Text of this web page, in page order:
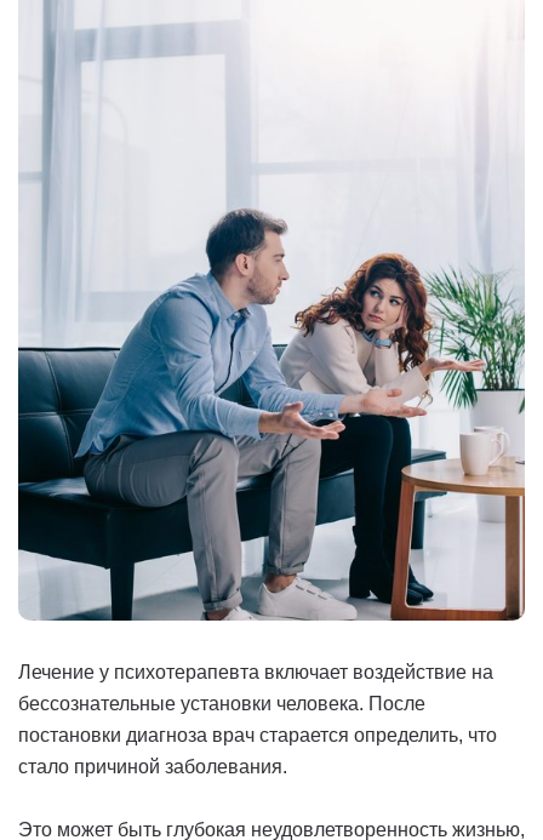
Лечение у психотерапевта включает воздействие на
бессознательные установки человека. После
постановки диагноза врач старается определить, что
стало причиной заболевания.
Это может быть глубокая неудовлетворенность жизнью,